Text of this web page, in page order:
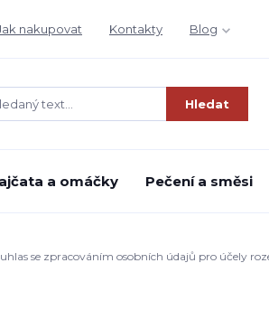
nakupovat Kontakty Blog
Hledat
a omáčky Pečení a směsi
se zpracováním osobních údajů pro účely